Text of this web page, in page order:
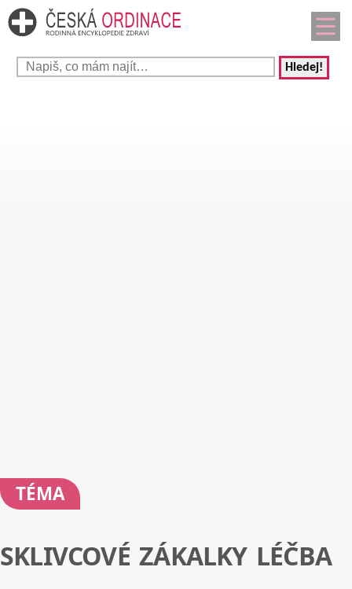
Hledej!
TÉMA
SKLIVCOVÉ ZÁKALKY LÉČBA